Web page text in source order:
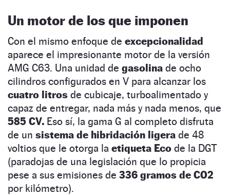
Un motor de los que imponen
Con el mismo enfoque de excepcionalidad
aparece el impresionante motor de la versión
AMG C63. Una unidad de gasolina de ocho
cilindros configurados en V para alcanzar los
cuatro litros de cubicaje, turboalimentado y
capaz de entregar, nada más y nada menos, que
585 CV. Eso sí, la gama G al completo disfruta
de un sistema de hibridación ligera de 48
voltios que le otorga la etiqueta Eco de la DGT
(paradojas de una legislación que lo propicia
pese a sus emisiones de 336 gramos de CO2
por kilómetro).